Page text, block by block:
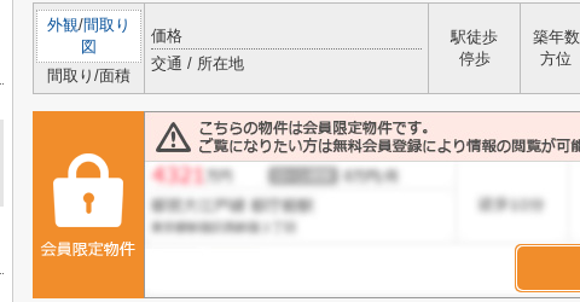
外観/間取り
図
間取り/面積
価格
交通 / 所在地
駅徒歩
停歩
築年数
方位